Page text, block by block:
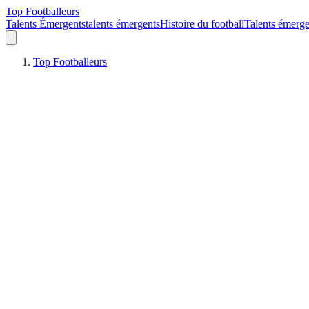
Top Footballeurs
Talents Émergentstalents émergentsHistoire du footballTalents
Top Footballeurs